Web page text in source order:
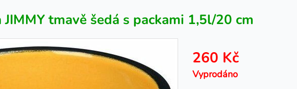
JIMMY tmavě šedá s packami 1,5l/20 cm
260 Kč
Vyprodáno